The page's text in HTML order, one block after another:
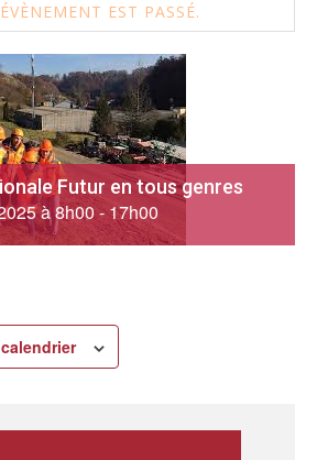
EST PASSÉ.
Futur en tous genres
à 8h00- 17h00